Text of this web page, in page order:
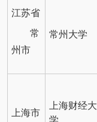
江苏省
常
州市
常州大学
上海市
上海财经大
学